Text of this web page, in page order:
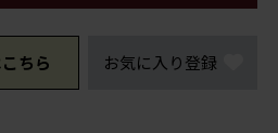
ちら お気に入り登録